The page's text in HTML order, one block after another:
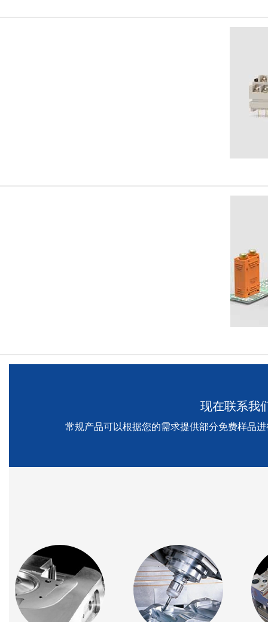
现在联系我
常规产品可以根据您的需求提供部分免费样品